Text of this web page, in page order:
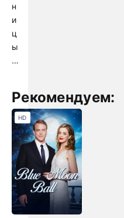
н
и
ц
ы
…
Рекомендуем:
HD